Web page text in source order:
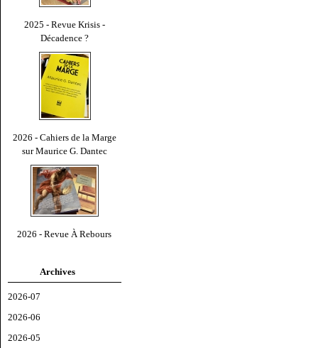
2025 - Revue Krisis -
Décadence ?
2026 - Cahiers de la Marge
sur Maurice G. Dantec
2026 - Revue À Rebours
Archives
2026-07
2026-06
2026-05